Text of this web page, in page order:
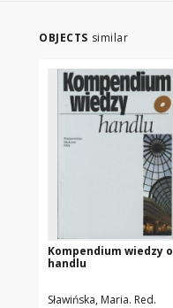
OBJECTS similar
Kompendium wiedzy o
handlu
Sławińska, Maria. Red.